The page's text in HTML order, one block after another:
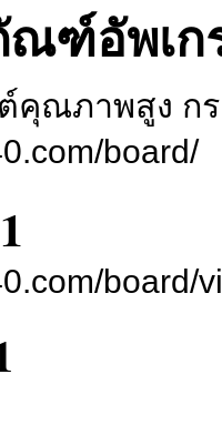
ณฑ์อัพเ
คุณภาพสูง ก
board/
board/